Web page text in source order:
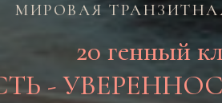
МИРОВАЯ
20 генный
-